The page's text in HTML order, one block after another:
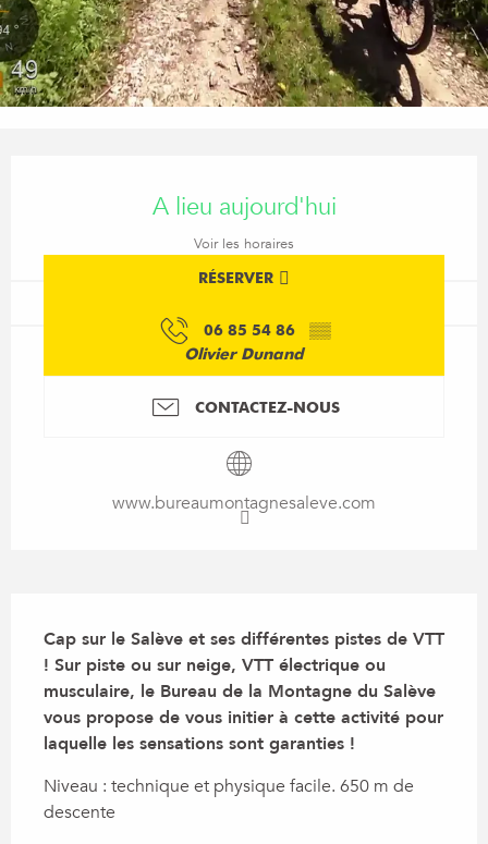
A lieu aujourd'hui
Voir les horaires
RÉSERVER
06 85 54 86 ▒▒
Olivier Dunand
CONTACTEZ-NOUS
www.bureaumontagnesaleve.com
Cap sur le Salève et ses différentes pistes de VTT
! Sur piste ou sur neige, VTT électrique ou
musculaire, le Bureau de la Montagne du Salève
vous propose de vous initier à cette activité pour
laquelle les sensations sont garanties !
Niveau : technique et physique facile. 650 m de
descente